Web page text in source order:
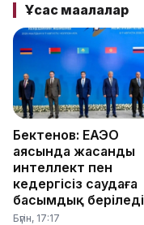
Ұқсас мақалалар
Бектенов: ЕАЭО
аясында жасанды
интеллект пен
кедергісіз саудаға
басымдық беріледі
Бүгін, 17:17